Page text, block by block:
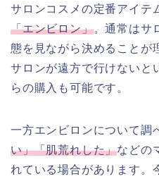
サロンコスメの定番アイテ
「エンビロン」。通常はサ
態を見ながら決めることが
サロンが遠方で行けないと
らの購入も可能です。
一方エンビロンについて調
い」「肌荒れした」などの
れている場合があります。